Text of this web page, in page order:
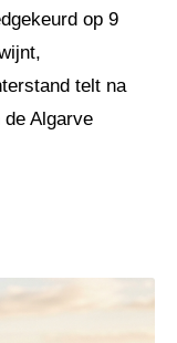
op 9
telt na
Algarve